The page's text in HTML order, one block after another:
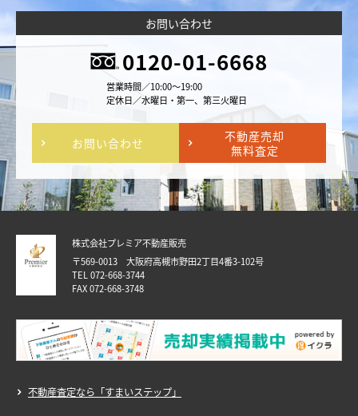
お問い合わせ
0120-01-6668
営業時間／10:00～19:00
定休日／水曜日・第一、第三火曜日
お問い合わせ
不動産売却
無料査定
株式会社プレミア不動産販売
〒569-0013 大阪府高槻市野田2丁目4番3-102号
TEL 072-668-3744
FAX 072-668-3748
不動産査定なら「すまいステップ」